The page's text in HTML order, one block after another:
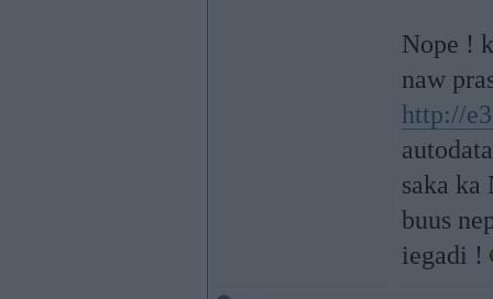
Nope !
naw
http://
saka
buus
iegadi !